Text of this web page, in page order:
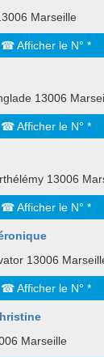
Marseille
☎ Afficher le N° *
13006
☎ Afficher le N° *
13006
☎ Afficher le N° *
13006
☎ Afficher le N° *
Marseille